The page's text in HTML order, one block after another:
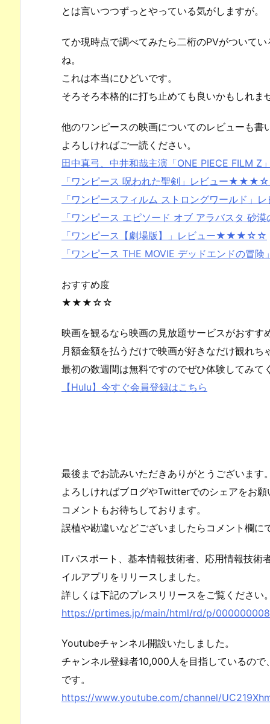
とは言いつつずっとやっている気がしますが。
てか現時点で調べてみたら二桁のPVがついて
ね。
これは本当にひどいです。
そろそろ本格的に打ち止めても良いかもしれま
他のワンピースの映画についてのレビューも書
よろしければご一読ください。
田中真弓、中井和哉主演「ONE PIECE
「ワンピース 呪われた聖剣」レビュー
「ワンピースフィルム ストロングワール
「ワンピース エピソード オブ アラバスタ
「ワンピース【劇場版】」レビュー★★★☆☆
「ワンピース THE MOVIE デッドエンドの
おすすめ度
★★★☆☆
映画を観るなら映画の見放題サービスがおすす
月額金額を払うだけで映画が好きなだけ観れち
最初の数週間は無料ですのでぜひ体験してみて
【Hulu】今すぐ会員登録はこちら
最後までお読みいただきありがとうございます
よろしければブログやTwitterでのシェアをお
コメントもお待ちしております。
誤植や勘違いなどございましたらコメント欄に
ITパスポート、基本情報技術者、応用情報技術
イルアプリをリリースしました。
詳しくは下記のプレスリリースをご覧ください
https://prtimes.jp/main/html/rd/p/
Youtubeチャンネル開設いたしました。
チャンネル登録者10,000人を目指しているの
です。
https://www.youtube.com/channel/